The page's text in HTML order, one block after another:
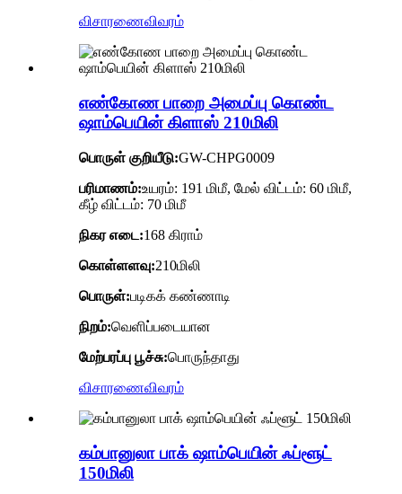
விசாரணைவிவரம்
எண்கோண பாறை அமைப்பு கொண்ட
ஷாம்பெயின் கிளாஸ் 210மிலி
பொருள் குறியீடு:GW-CHPG0009
பரிமாணம்:உயரம்: 191 மிமீ, மேல் விட்டம்: 60 மிமீ,
கீழ் விட்டம்: 70 மிமீ
நிகர எடை:168 கிராம்
கொள்ளளவு:210மிலி
பொருள்:படிகக் கண்ணாடி
நிறம்:வெளிப்படையான
மேற்பரப்பு பூச்சு:பொருந்தாது
விசாரணைவிவரம்
கம்பானுலா பாக் ஷாம்பெயின் ஃப்ளூட்
150மிலி